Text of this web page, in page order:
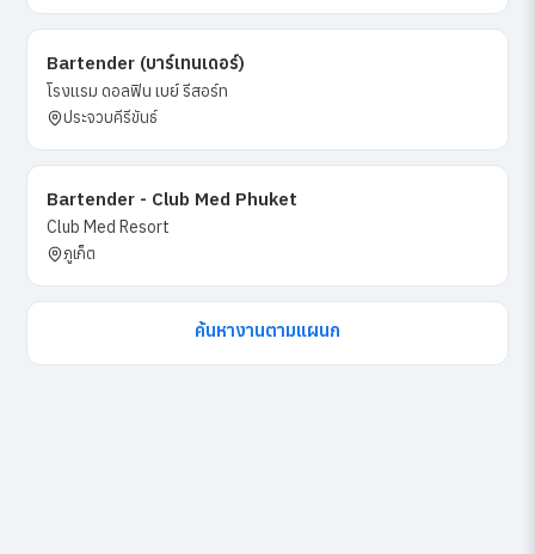
Bartender (บาร์เทนเดอร์)
โรงแรม ดอลฟิน เบย์ รีสอร์ท
ประจวบคีรีขันธ์
Bartender - Club Med Phuket
Club Med Resort
ภูเก็ต
ค้นหางานตามแผนก